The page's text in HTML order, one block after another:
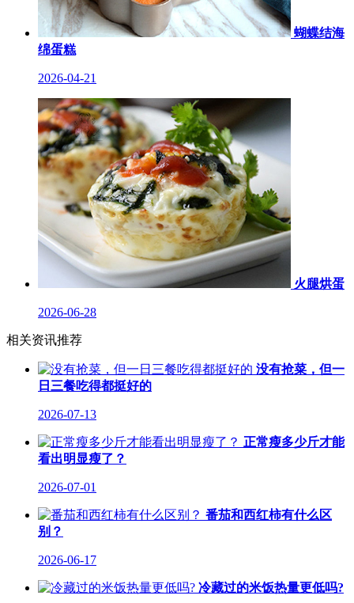
蝴蝶结海
绵蛋糕
2026-04-21
火腿烘蛋
2026-06-28
相关资讯推荐
没有抢菜，但一
日三餐吃得都挺好的
2026-07-13
正常瘦多少斤才能
看出明显瘦了？
2026-07-01
番茄和西红柿有什么区
别？
2026-06-17
冷藏过的米饭热量更低吗?